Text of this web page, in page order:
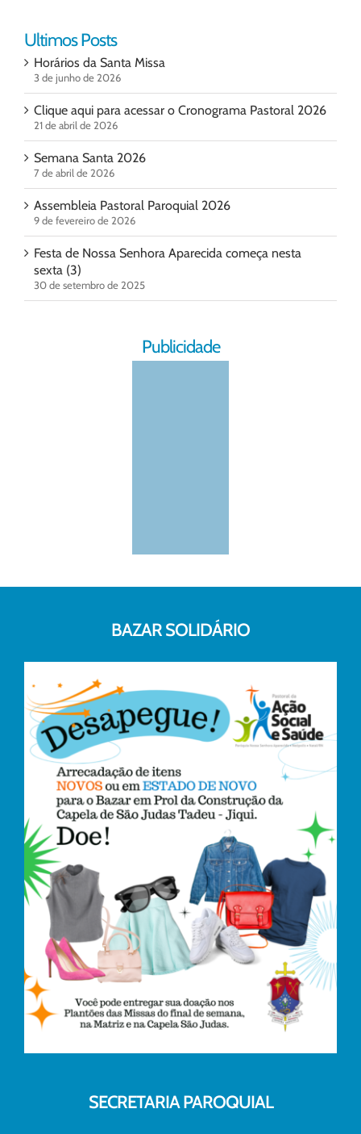
Ultimos Posts
Horários da Santa Missa
3 de junho de 2026
Clique aqui para acessar o Cronograma Pastoral 2026
21 de abril de 2026
Semana Santa 2026
7 de abril de 2026
Assembleia Pastoral Paroquial 2026
9 de fevereiro de 2026
Festa de Nossa Senhora Aparecida começa nesta
sexta (3)
30 de setembro de 2025
Publicidade
BAZAR SOLIDÁRIO
SECRETARIA PAROQUIAL